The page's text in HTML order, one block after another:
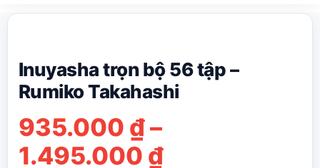
Inuyasha trọn bộ 56 tập –
Rumiko Takahashi
935.000 ₫–
1.495.000 ₫Khoảng